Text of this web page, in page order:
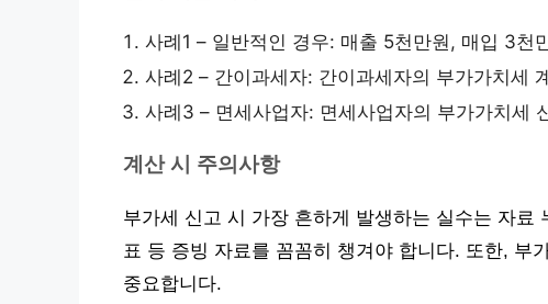
사례1 – 일반적인 경우: 매출 5천만원, 매입 3천
사례2 – 간이과세자: 간이과세자의 부가가치세
사례3 – 면세사업자: 면세사업자의 부가가치세
계산 시 주의사항
부가세 신고 시 가장 흔하게 발생하는 실수는 자료
표 등 증빙 자료를 꼼꼼히 챙겨야 합니다. 또한, 부
중요합니다.